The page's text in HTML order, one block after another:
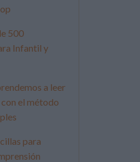
500
Infantil y
a leer
el método
para